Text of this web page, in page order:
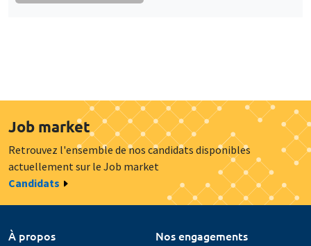
Job market
Retrouvez l'ensemble de nos candidats disponibles
actuellement sur le Job market
Candidats
À propos
Nos engagements